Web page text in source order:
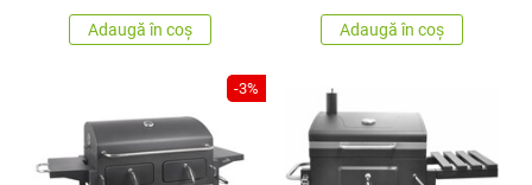
Adaugă în coș Adaugă în coș
-3%